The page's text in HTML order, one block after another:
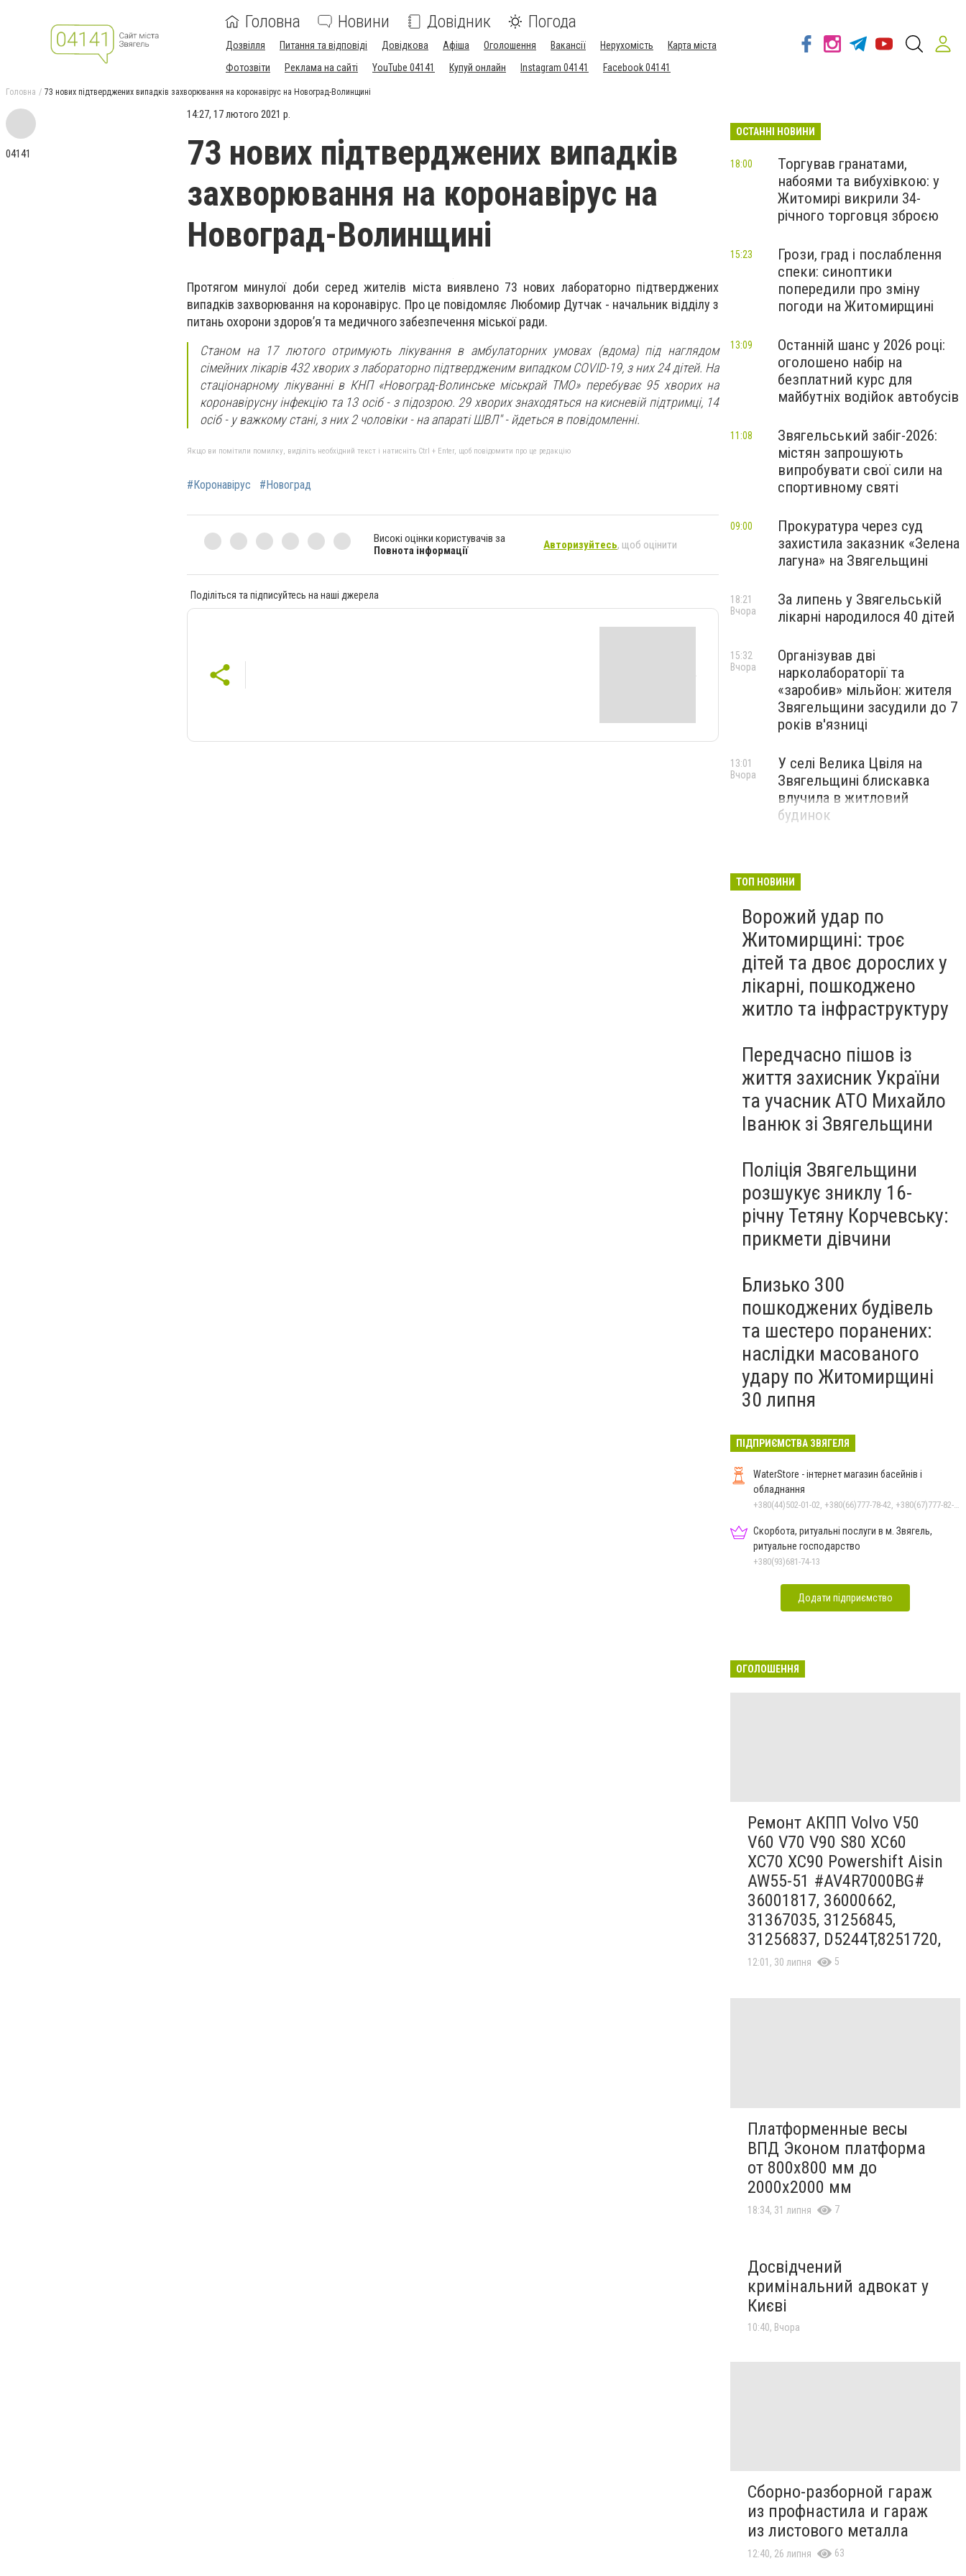
Головна Новини Довідник Погода
Дозвілля Питання та відповіді Довідкова Афіша Оголошення Вакансії Нерухомість
Карта міста
Фотозвіти
Реклама на сайті YouTube 04141 Купуй онлайн Instagram 04141 Facebook 04141
Головна 73 нових підтверджених випадків захворювання на коронавірус на Новоград-Волинщині
04141
14:27, 17 лютого 2021 р.
73 нових підтверджених випадків
захворювання на коронавірус на
Новоград-Волинщині
Протягом минулої доби серед жителів міста виявлено 73 нових лабораторно підтверджених
випадків захворювання на коронавірус. Про це повідомляє Любомир Дутчак - начальник відділу з
питань охорони здоров’я та медичного забезпечення міської ради.
Станом на 17 лютого отримують лікування в амбулаторних умовах (вдома) під наглядом
сімейних лікарів 432 хворих з лабораторно підтвердженим випадком COVID-19, з них 24 дітей. На
стаціонарному лікуванні в КНП «Новоград-Волинське міськрай ТМО» перебуває 95 хворих на
коронавірусну інфекцію та 13 осіб - з підозрою. 29 хворих знаходяться на кисневій підтримці, 14
осіб - у важкому стані, з них 2 чоловіки - на апараті ШВЛ" - йдеться в повідомленні.
Якщо ви помітили помилку, виділіть необхідний текст і натисніть Ctrl + Enter, щоб повідомити про це редакцію
#Коронавірус #Новоград
Високі оцінки користувачів за
Повнота інформації
Авторизуйтесь, щоб оцінити
Поділіться та підписуйтесь на наші джерела
ОСТАННІ НОВИНИ
Торгував гранатами,
набоями та вибухівкою: у
Житомирі викрили 34-
річного торговця зброєю
18:00
Грози, град і послаблення
спеки: синоптики
попередили про зміну
погоди на Житомирщині
15:23
Останній шанс у 2026 році:
оголошено набір на
безплатний курс для
майбутніх водійок автобусів
13:09
Звягельський забіг-2026:
містян запрошують
випробувати свої сили на
спортивному святі
11:08
Прокуратура через суд
захистила заказник «Зелена
лагуна» на Звягельщині
09:00
За липень у Звягельській
лікарні народилося 40 дітей
18:21
Вчора
Організував дві
нарколабораторії та
«заробив» мільйон: жителя
Звягельщини засудили до 7
років в'язниці
15:32
Вчора
У селі Велика Цвіля на
Звягельщині блискавка
влучила в житловий
будинок
13:01
Вчора
ТОП НОВИНИ
Ворожий удар по
Житомирщині: троє
дітей та двоє дорослих у
лікарні, пошкоджено
житло та інфраструктуру
Передчасно пішов із
життя захисник України
та учасник АТО Михайло
Іванюк зі Звягельщини
Поліція Звягельщини
розшукує зниклу 16-
річну Тетяну Корчевську:
прикмети дівчини
Близько 300
пошкоджених будівель
та шестеро поранених:
наслідки масованого
удару по Житомирщині
30 липня
ПІДПРИЄМСТВА ЗВЯГЕЛЯ
WaterStore - інтернет магазин басейнів і
обладнання
+380(44)502-01-02, +380(66)777-78-42, +380(67)777-82-19, +380(67)890-80-80, +380(73)890-80-80, +380(44)502-01-03
Скорбота, ритуальні послуги в м. Звягель,
ритуальне господарство
+380(93)681-74-13
Додати підприємство
ОГОЛОШЕННЯ
Ремонт АКПП Volvo V50
V60 V70 V90 S80 XC60
XC70 XC90 Powershift Aisin
AW55-51 #AV4R7000BG#
36001817, 36000662,
31367035, 31256845,
31256837, D5244T,8251720,
12:01, 30 липня 5
Платформенные весы
ВПД Эконом платформа
от 800х800 мм до
2000х2000 мм
18:34, 31 липня 7
Досвідчений
кримінальний адвокат у
Києві
10:40, Вчора
Сборно-разборной гараж
из профнастила и гараж
из листового металла
12:40, 26 липня 63